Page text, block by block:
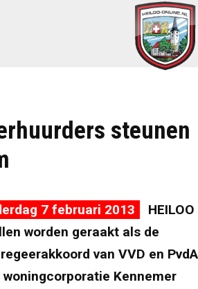
steunen
7 februari 2013
HEILOO
worden geraakt als de
van VVD en PvdA
Kennemer